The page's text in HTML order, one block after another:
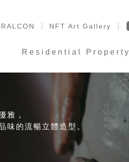
NFT Art Gallery
Residential Property
雅，
味的流暢立體造型。